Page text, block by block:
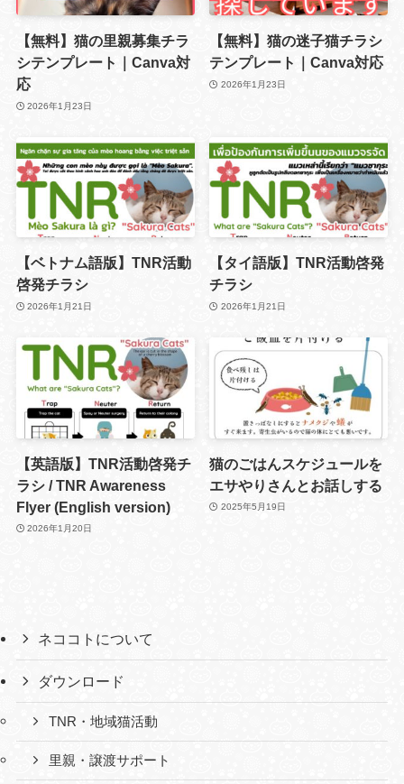
【無料】猫の里親募集チラ
シテンプレート｜Canva対
応
2026年1月23日
【無料】猫の迷子猫チラシ
テンプレート｜Canva対応
2026年1月23日
【ベトナム語版】TNR活動
啓発チラシ
2026年1月21日
【タイ語版】TNR活動啓発
チラシ
2026年1月21日
【英語版】TNR活動啓発チ
ラシ / TNR Awareness
Flyer (English version)
2026年1月20日
猫のごはんスケジュールを
エサやりさんとお話しする
2025年5月19日
ネココトについて
ダウンロード
TNR・地域猫活動
里親・譲渡サポート